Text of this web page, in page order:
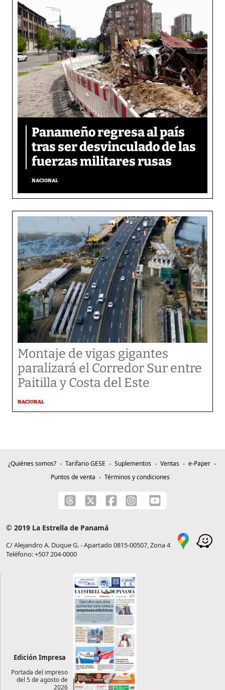
Panameño regresa al país
tras ser desvinculado de las
fuerzas militares rusas
NACIONAL
Montaje de vigas gigantes
paralizará el Corredor Sur entre
Paitilla y Costa del Este
NACIONAL
¿Quiénes somos? Tarifario GESE Suplementos Ventas
e-Paper
Puntos de venta
Términos y condiciones
© 2019 La Estrella de Panamá
C/ Alejandro A. Duque G. - Apartado 0815-00507, Zona 4
Teléfono: +507 204-0000
Edición Impresa
Portada del impreso
del 5 de agosto de
2026